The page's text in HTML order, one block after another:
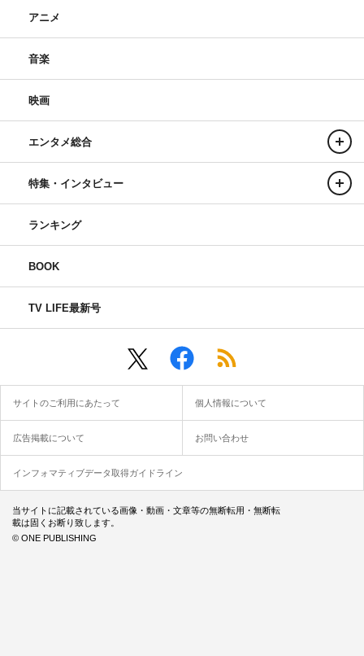
アニメ
音楽
映画
エンタメ総合
特集・インタビュー
ランキング
BOOK
TV LIFE最新号
サイトのご利用にあたって 個人情報について
広告掲載について お問い合わせ
インフォマティブデータ取得ガイドライン
当サイトに記載されている画像・動画・文章等の無断転用・無断転
載は固くお断り致します。
© ONE PUBLISHING